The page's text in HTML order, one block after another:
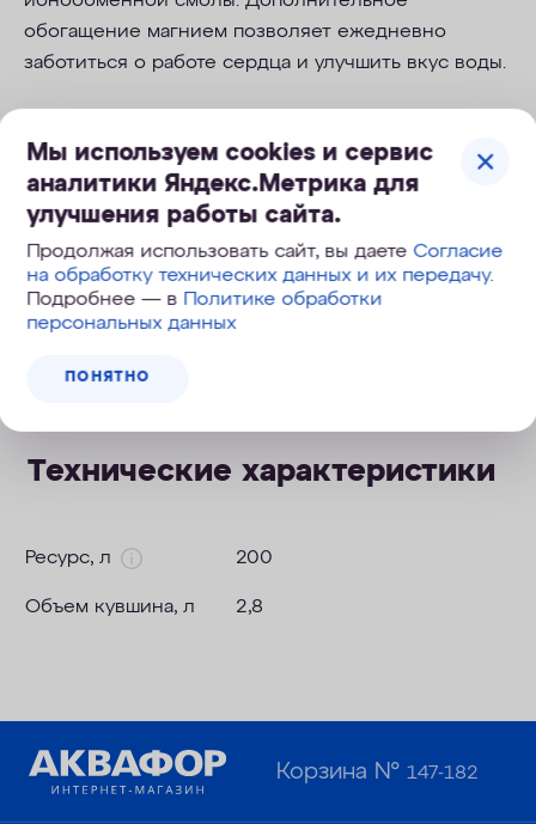
обогащение магнием позволяет ежедневно
заботиться о работе сердца и улучшить вкус воды.
Обновленная воронка
Удобная крышка flip-top
Технические характеристики
Ресурс, л 200
Объем кувшина, л 2,8
Мы используем cookies и сервис
аналитики Яндекс.Метрика для
улучшения работы сайта.
Продолжая использовать сайт, вы даетеСогласие
на обработку технических данных и их передачу.
Подробнее — в Политике обработки
персональных данных
ПОНЯТНО
Корзина №147-182